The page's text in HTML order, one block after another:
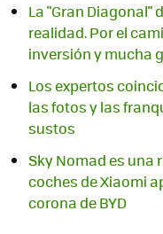
La "Gran Diagonal"
realidad. Por el
inversión y mucha
Los expertos
las fotos y las
sustos
Sky Nomad es una
coches de Xiaomi
corona de BYD